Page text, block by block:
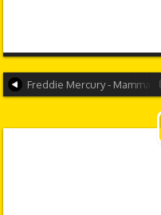
Freddie Mercury - Mamma